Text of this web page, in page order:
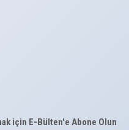
için E-Bülten'e Abone Olun